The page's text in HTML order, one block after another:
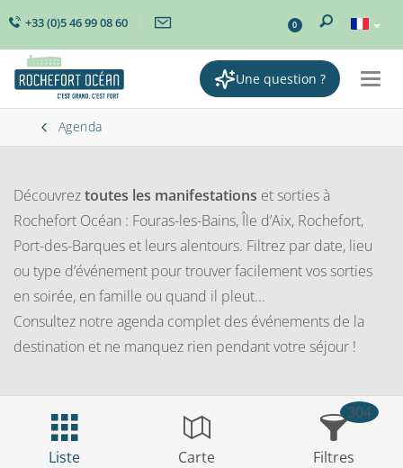
+33 (0)5 46 99 08 60 0
Une question ?
Agenda
Découvreztoutes les manifestations et sorties à
Rochefort Océan : Fouras-les-Bains, Île d’Aix, Rochefort,
Port-des-Barques et leurs alentours. Filtrez par date, lieu
ou type d’événement pour trouver facilement vos sorties
en soirée, en famille ou quand il pleut...
Consultez notre agenda complet des événements de la
destination et ne manquez rien pendant votre séjour !
Liste Carte Filtres
304